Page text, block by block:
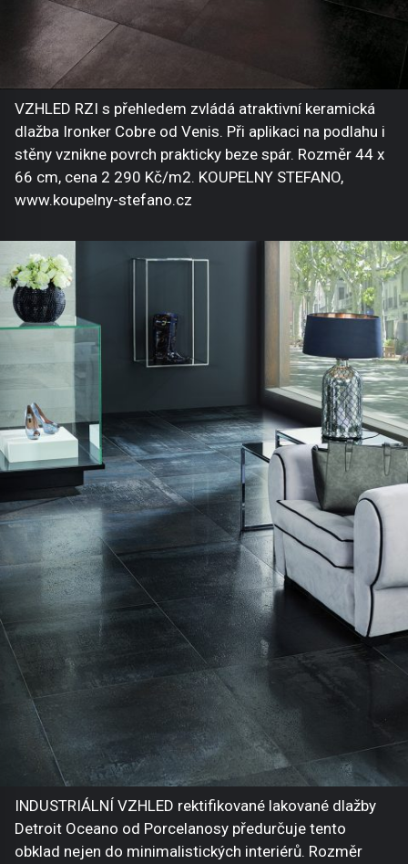
VZHLED RZI s přehledem zvládá atraktivní keramická
dlažba Ironker Cobre od Venis. Při aplikaci na podlahu i
stěny vznikne povrch prakticky beze spár. Rozměr 44 x
66 cm, cena 2 290 Kč/m2. KOUPELNY STEFANO,
www.koupelny-stefano.cz
INDUSTRIÁLNÍ VZHLED rektifikované lakované dlažby
Detroit Oceano od Porcelanosy předurčuje tento
obklad nejen do minimalistických interiérů. Rozměr